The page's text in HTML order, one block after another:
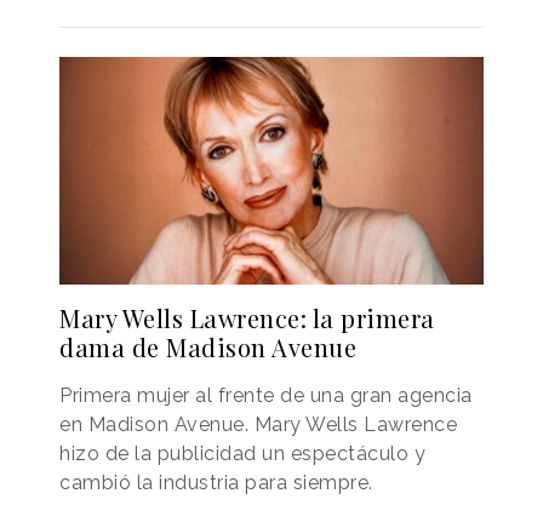
Mary Wells Lawrence: la primera
dama de Madison Avenue
Primera mujer al frente de una gran agencia
en Madison Avenue. Mary Wells Lawrence
hizo de la publicidad un espectáculo y
cambió la industria para siempre.